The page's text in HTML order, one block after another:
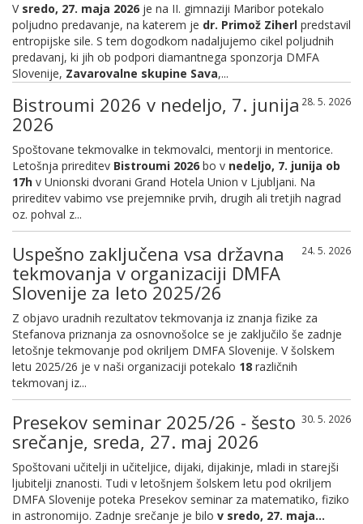
V sredo, 27. maja 2026 je na II. gimnaziji Maribor potekalo
poljudno predavanje, na katerem je dr. Primož Ziherl predstavil
entropijske sile. S tem dogodkom nadaljujemo cikel poljudnih
predavanj, ki jih ob podpori diamantnega sponzorja DMFA
Slovenije, Zavarovalne skupine Sava,...
28. 5. 2026
Bistroumi 2026 v nedeljo, 7. junija
2026
Spoštovane tekmovalke in tekmovalci, mentorji in mentorice.
Letošnja prireditev Bistroumi 2026 bo v nedeljo, 7. junija ob
17h v Unionski dvorani Grand Hotela Union v Ljubljani. Na
prireditev vabimo vse prejemnike prvih, drugih ali tretjih nagrad
oz. pohval z...
24. 5. 2026
Uspešno zaključena vsa državna
tekmovanja v organizaciji DMFA
Slovenije za leto 2025/26
Z objavo uradnih rezultatov tekmovanja iz znanja fizike za
Stefanova priznanja za osnovnošolce se je zaključilo še zadnje
letošnje tekmovanje pod okriljem DMFA Slovenije. V šolskem
letu 2025/26 je v naši organizaciji potekalo 18 različnih
tekmovanj iz...
30. 5. 2026
Presekov seminar 2025/26 - šesto
srečanje, sreda, 27. maj 2026
Spoštovani učitelji in učiteljice, dijaki, dijakinje, mladi in starejši
ljubitelji znanosti. Tudi v letošnjem šolskem letu pod okriljem
DMFA Slovenije poteka Presekov seminar za matematiko, fiziko
in astronomijo. Zadnje srečanje je bilo v sredo, 27. maja...